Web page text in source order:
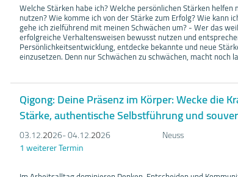
Welche Stärken habe ich? Welche persönlichen Stärken helfen
nutzen? Wie komme ich von der Stärke zum Erfolg? Wie kann
gehe ich zielführend mit meinen Schwächen um? - Wer das
erfolgreiche Verhaltensweisen bewusst nutzen und
Persönlichkeitsentwicklung, entdecke bekannte und neue
einzusetzen. Denn nur Schwächen zu schwächen, macht noch
Qigong: Deine Präsenz im Körper: Wecke die
Stärke, authentische Selbstführung und
03.12.2026- 04.12.2026 Neuss
1 weiterer Termin